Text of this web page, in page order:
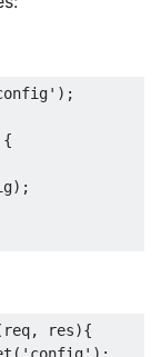
);
{
req, res){
'config' );